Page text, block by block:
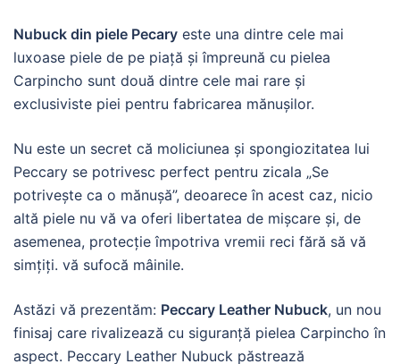
Nubuck din piele Pecary este una dintre cele mai
luxoase piele de pe piață și împreună cu pielea
Carpincho sunt două dintre cele mai rare și
exclusiviste piei pentru fabricarea mănușilor.
Nu este un secret că moliciunea și spongiozitatea lui
Peccary se potrivesc perfect pentru zicala „Se
potrivește ca o mănușă”, deoarece în acest caz, nicio
altă piele nu vă va oferi libertatea de mișcare și, de
asemenea, protecție împotriva vremii reci fără să vă
simțiți. vă sufocă mâinile.
Astăzi vă prezentăm: Peccary Leather Nubuck, un nou
finisaj care rivalizează cu siguranță pielea Carpincho în
aspect. Peccary Leather Nubuck păstrează